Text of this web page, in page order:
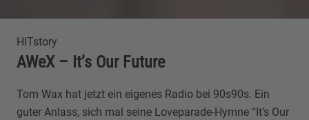
HITstory
AWeX – It’s Our Future
Tom Wax hat jetzt ein eigenes Radio bei 90s90s. Ein
guter Anlass, sich mal seine Loveparade-Hymne “It’s Our